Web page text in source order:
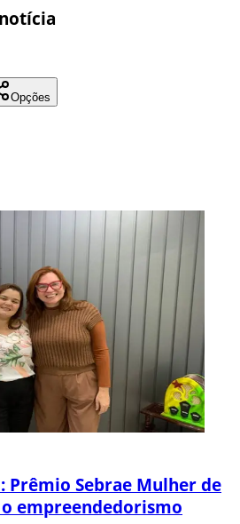
Opções
Prêmio Sebrae Mulher de
empreendedorismo